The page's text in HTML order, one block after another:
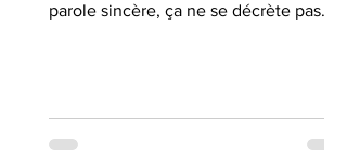
parole sincère, ça ne se décrète pas. Ça